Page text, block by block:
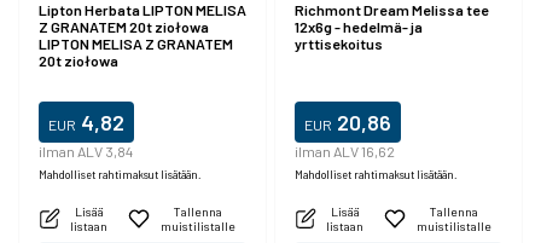
Lipton Herbata LIPTON MELISA
Z GRANATEM 20t ziołowa
LIPTON MELISA Z GRANATEM
20t ziołowa
EUR 4,82
ilman ALV 3,84
Mahdolliset rahtimaksut lisätään.
Lisää
listaan
Tallenna
muistilistalle
Richmont Dream Melissa tee
12x6g - hedelmä- ja
yrttisekoitus
EUR 20,86
ilman ALV 16,62
Mahdolliset rahtimaksut lisätään.
Lisää
listaan
Tallenna
muistilistalle